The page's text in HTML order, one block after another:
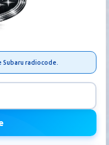
radiocode.